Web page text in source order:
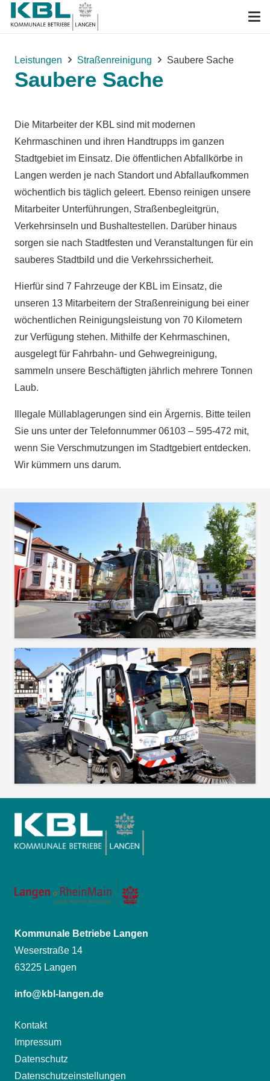
Leistungen Straßenreinigung Saubere Sache
Saubere Sache
Die Mitarbeiter der KBL sind mit modernen
Kehrmaschinen und ihren Handtrupps im ganzen
Stadtgebiet im Einsatz. Die öffentlichen Abfallkörbe in
Langen werden je nach Standort und Abfallaufkommen
wöchentlich bis täglich geleert. Ebenso reinigen unsere
Mitarbeiter Unterführungen, Straßenbegleitgrün,
Verkehrsinseln und Bushaltestellen. Darüber hinaus
sorgen sie nach Stadtfesten und Veranstaltungen für ein
sauberes Stadtbild und die Verkehrssicherheit.
Hierfür sind 7 Fahrzeuge der KBL im Einsatz, die
unseren 13 Mitarbeitern der Straßenreinigung bei einer
wöchentlichen Reinigungsleistung von 70 Kilometern
zur Verfügung stehen. Mithilfe der Kehrmaschinen,
ausgelegt für Fahrbahn- und Gehwegreinigung,
sammeln unsere Beschäftigten jährlich mehrere Tonnen
Laub.
Illegale Müllablagerungen sind ein Ärgernis. Bitte teilen
Sie uns unter der Telefonnummer 06103 – 595-472 mit,
wenn Sie Verschmutzungen im Stadtgebiert entdecken.
Wir kümmern uns darum.
Kommunale Betriebe Langen
Weserstraße 14
63225 Langen
info@kbl-langen.de
Kontakt
Impressum
Datenschutz
Datenschutzeinstellungen